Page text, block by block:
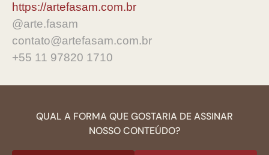
https://artefasam.com.br
@arte.fasam
contato@artefasam.com.br
+55 11 97820 1710
QUAL A FORMA QUE GOSTARIA DE ASSINAR
NOSSO CONTEÚDO?